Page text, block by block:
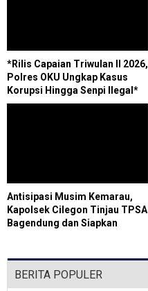
*Rilis Capaian Triwulan II 2026,
Polres OKU Ungkap Kasus
Korupsi Hingga Senpi Ilegal*
Antisipasi Musim Kemarau,
Kapolsek Cilegon Tinjau TPSA
Bagendung dan Siapkan
BERITA POPULER